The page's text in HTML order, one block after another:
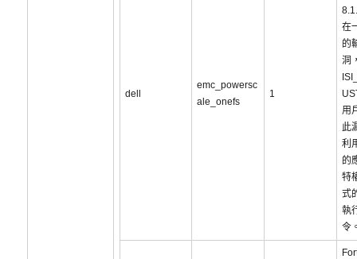
dell
emc_powersc
ale_onefs
1
在
的
洞
用
此
利
的
特
式
執
令